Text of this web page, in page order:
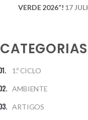
VERDE 2026”! 17
CATEGORIAS
1.º CICLO
AMBIENTE
ARTIGOS